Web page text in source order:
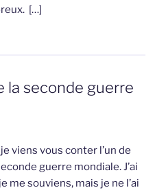
[…]
la seconde guerre
viens vous conter l’un de
guerre mondiale. J’ai
souviens, mais je ne l’ai